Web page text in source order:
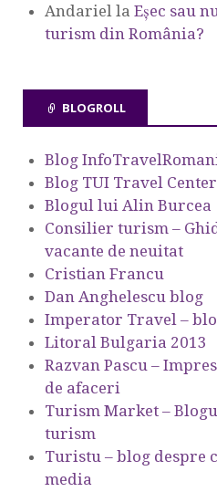
Andariel la Eşec sau
turism din România?
BLOGROLL
Blog
Blog TUI Travel
Blogul lui Alin Burcea
Consilier turism –
vacante de neuitat
Cristian Francu
Dan Anghelescu blog
Imperator Travel –
Litoral Bulgaria 2013
Razvan Pascu –
de afaceri
Turism Market –
turism
Turistu – blog despre
media